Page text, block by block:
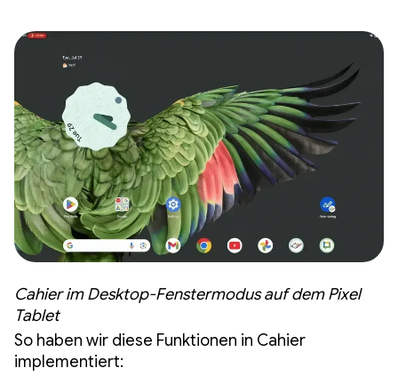
Cahier im Desktop-Fenstermodus auf dem Pixel
Tablet
So haben wir diese Funktionen in Cahier
implementiert: